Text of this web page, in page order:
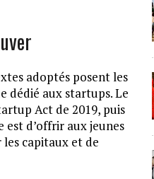
adoptés posent les
dédié aux startups. Le
Act de 2019, puis
est d’offrir aux jeunes
capitaux et de